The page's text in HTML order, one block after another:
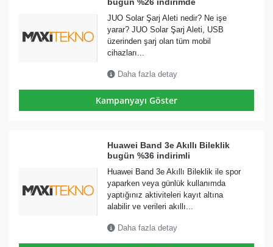
JUO Solar Şarj Aleti nedir? Ne işe
yarar? JUO Solar Şarj Aleti, USB
üzerinden şarj olan tüm mobil
cihazları...
Daha fazla detay
Kampanyayı Göster
Huawei Band 3e Akıllı Bileklik
bugün %36 indirimli
Huawei Band 3e Akıllı Bileklik ile spor
yaparken veya günlük kullanımda
yaptığınız aktiviteleri kayıt altına
alabilir ve verileri akıllı...
Daha fazla detay